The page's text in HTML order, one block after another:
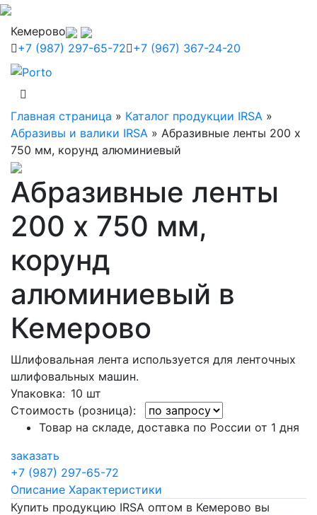
Кемерово
+7 (987) 297-65-72 +7 (967) 367-24-20
Главная страница » Каталог продукции IRSA »
Абразивы и валики IRSA » Абразивные ленты 200 x
750 мм, корунд алюминиевый
Абразивные ленты
200 x 750 мм,
корунд
алюминиевый в
Кемерово
Шлифовальная лента используется для ленточных
шлифовальных машин.
Упаковка: 10 шт
Стоимость (розница):
Товар на складе, доставка по России от 1 дня
заказать
+7 (987) 297-65-72
Описание Характеристики
Купить продукцию IRSA оптом в Кемерово вы